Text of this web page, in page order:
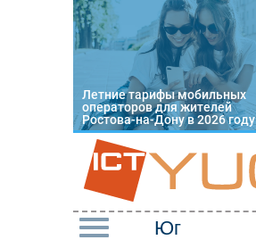
Летние тарифы мобильных
операторов для жителей
Ростова-на-Дону в 2026 году